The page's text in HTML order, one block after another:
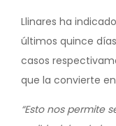
Llinares ha
últimos quince
casos
que la convierte
“Esto nos permite